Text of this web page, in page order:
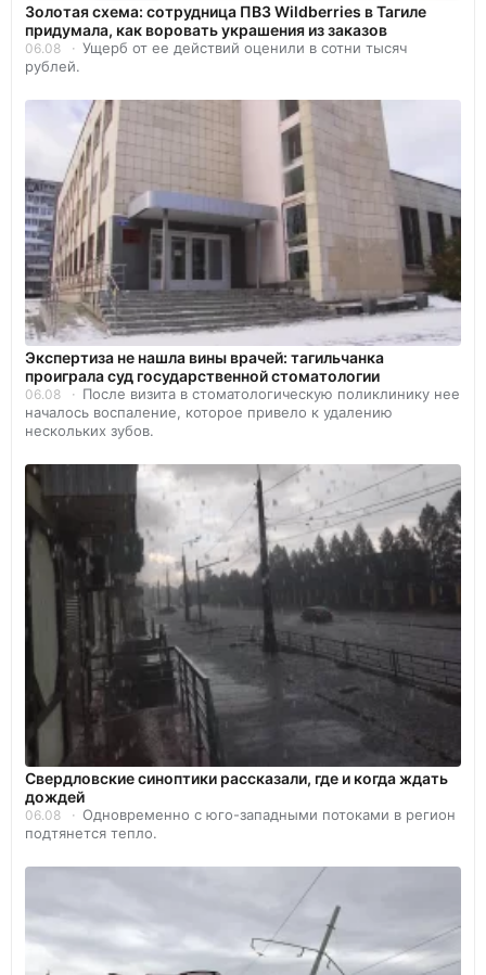
Золотая схема: сотрудница ПВЗ Wildberries в Тагиле
придумала, как воровать украшения из заказов
06.08
Ущерб от ее действий оценили в сотни тысяч
рублей.
Экспертиза не нашла вины врачей: тагильчанка
проиграла суд государственной стоматологии
06.08
После визита в стоматологическую поликлинику нее
началось воспаление, которое привело к удалению
нескольких зубов.
Свердловские синоптики рассказали, где и когда ждать
дождей
06.08
Одновременно с юго-западными потоками в регион
подтянется тепло.